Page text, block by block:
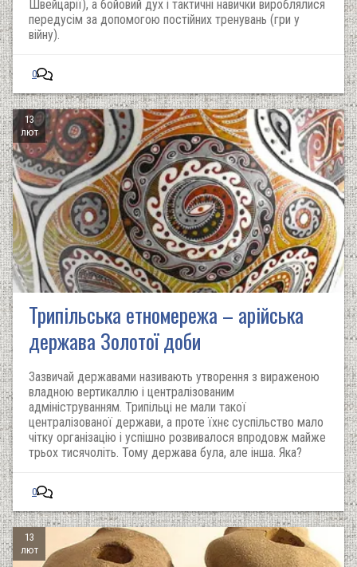
Швейцарії), а бойовий дух і тактичні навички вироблялися
передусім за допомогою постійних тренувань (гри у
війну).
0
13
лют
Трипільська етномережа – арійська
держава Золотої доби
Зазвичай державами називають утворення з вираженою
владною вертикаллю і централізованим
адмініструванням. Трипільці не мали такої
централізованої держави, а проте їхнє суспільство мало
чітку організацію і успішно розвивалося впродовж майже
трьох тисячоліть. Тому держава була, але інша. Яка?
0
13
лют